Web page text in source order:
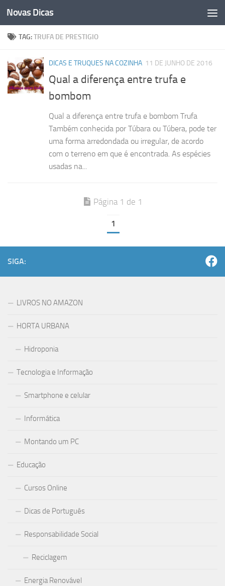
Skip to content
Novas Dicas
TAG:TRUFA DE PRESTIGIO
DICAS E TRUQUES NA COZINHA 11 DE JUNHO DE 2016
Qual a diferença entre trufa e
bombom
Qual a diferença entre trufa e bombom Trufa
Também conhecida por Túbara ou Túbera, pode ter
uma forma arredondada ou irregular, de acordo
com o terreno em que é encontrada. As espécies
usadas na...
Página 1 de 1
1
SIGA:
LIVROS NO AMAZON
HORTA URBANA
Hidroponia
Tecnologia e Informação
Smartphone e celular
Informática
Montando um PC
Educação
Cursos Online
Dicas de Português
Responsabilidade Social
Reciclagem
Energia Renovável